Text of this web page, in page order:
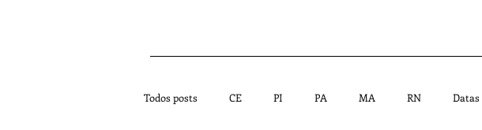
Todos posts CE PI PA MA RN Datas